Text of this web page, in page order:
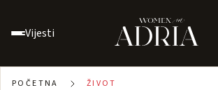
Vijesti
POČETNA ŽIVOT